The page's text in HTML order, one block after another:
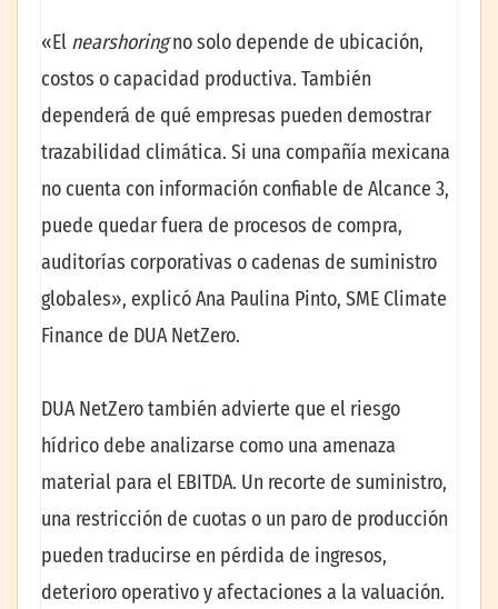
«El nearshoringno solo depende de ubicación,
costos o capacidad productiva. También
dependerá de qué empresas pueden demostrar
trazabilidad climática. Si una compañía mexicana
no cuenta con información confiable de Alcance 3,
puede quedar fuera de procesos de compra,
auditorías corporativas o cadenas de suministro
globales», explicó Ana Paulina Pinto, SME Climate
Finance de DUA NetZero.
DUA NetZero también advierte que el riesgo
hídrico debe analizarse como una amenaza
material para el EBITDA. Un recorte de suministro,
una restricción de cuotas o un paro de producción
pueden traducirse en pérdida de ingresos,
deterioro operativo y afectaciones a la valuación.